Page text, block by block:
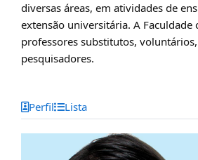
diversas áreas, em atividades de
extensão universitária. A Faculdade
professores substitutos,
pesquisadores.
Perfil Lista